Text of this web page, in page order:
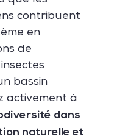
contribuent
en
de
bassin
activement à
dans
naturelle et